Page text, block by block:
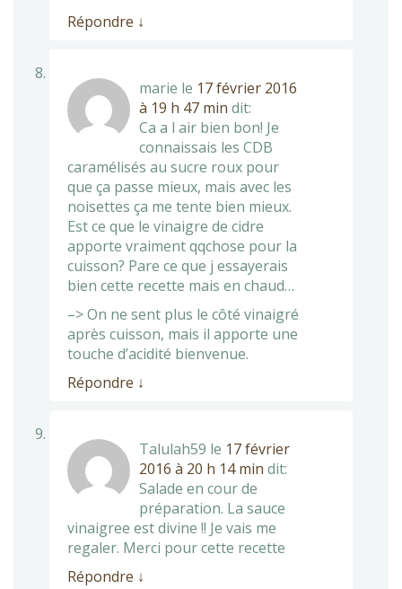
Répondre ↓
marie le 17 février 2016
à 19 h 47 min dit:
Ca a l air bien bon! Je
connaissais les CDB
caramélisés au sucre roux pour
que ça passe mieux, mais avec les
noisettes ça me tente bien mieux.
Est ce que le vinaigre de cidre
apporte vraiment qqchose pour la
cuisson? Pare ce que j essayerais
bien cette recette mais en chaud…
–> On ne sent plus le côté vinaigré
après cuisson, mais il apporte une
touche d’acidité bienvenue.
Répondre ↓
Talulah59 le 17 février
2016 à 20 h 14 min dit:
Salade en cour de
préparation. La sauce
vinaigree est divine !! Je vais me
regaler. Merci pour cette recette
Répondre ↓